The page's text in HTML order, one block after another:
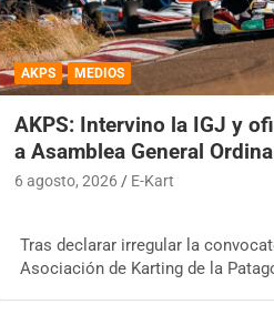
AKPS MEDIOS
AKPS: Intervino la IGJ y
a Asamblea General
6 agosto, 2026 E-Kart
Tras declarar irregular la
Asociación de Karting de la